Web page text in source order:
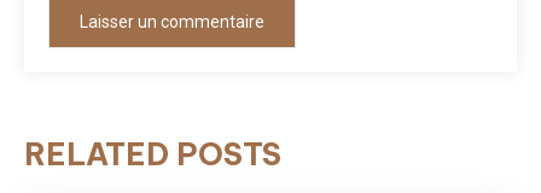
RELATED POSTS